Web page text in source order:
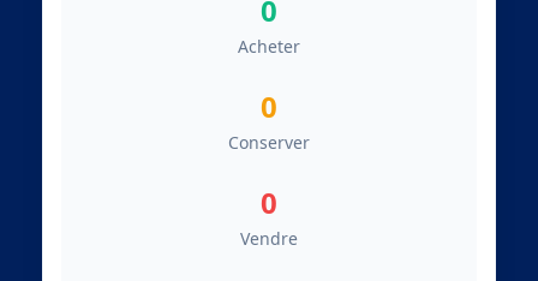
0
Acheter
0
Conserver
0
Vendre